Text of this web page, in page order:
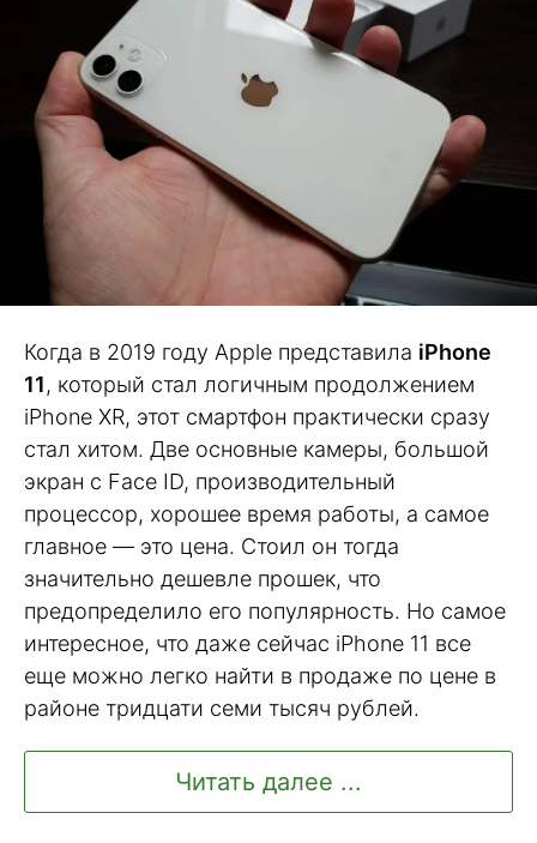
Когда в 2019 году Apple представила iPhone
11, который стал логичным продолжением
iPhone XR, этот смартфон практически сразу
стал хитом. Две основные камеры, большой
экран с Face ID, производительный
процессор, хорошее время работы, а самое
главное — это цена. Стоил он тогда
значительно дешевле прошек, что
предопределило его популярность. Но самое
интересное, что даже сейчас iPhone 11 все
еще можно легко найти в продаже по цене в
районе тридцати семи тысяч рублей.
Читать далее ...